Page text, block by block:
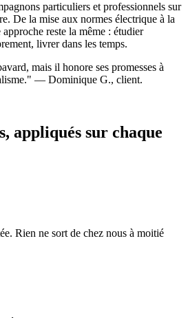
particuliers et professionnels sur
De la mise aux normes électrique à la
reste la même : étudier
livrer dans les temps.
mais il honore ses promesses à
— Dominique G., client.
appliqués sur chaque
Rien ne sort de chez nous à moitié